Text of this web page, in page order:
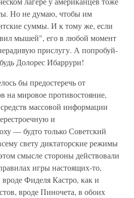
Но не думаю, чтобы им
суммы. И к тому же, если
мышей", его в любой момент
прислугу. А попробуй-
Долорес Ибаррури!
бы предостеречь от
на мировое противостояние,
массовой информации
и
— будто только Советский
свету диктаторские режимы
смысле стороны действовали
игры настоящих-то,
Фиделя Кастро, как и
вроде Пиночета, в обоих